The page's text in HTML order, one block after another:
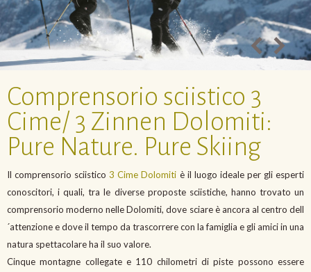
Comprensorio sciistico 3
Cime/ 3 Zinnen Dolomiti:
Pure Nature. Pure Skiing
Il comprensorio sciistico3 Cime Dolomiti è il luogo ideale per gli esperti
conoscitori, i quali, tra le diverse proposte sciistiche, hanno trovato un
comprensorio moderno nelle Dolomiti, dove sciare è ancora al centro dell
´attenzione e dove il tempo da trascorrere con la famiglia e gli amici in una
natura spettacolare ha il suo valore.
Cinque montagne collegate e 110 chilometri di piste possono essere